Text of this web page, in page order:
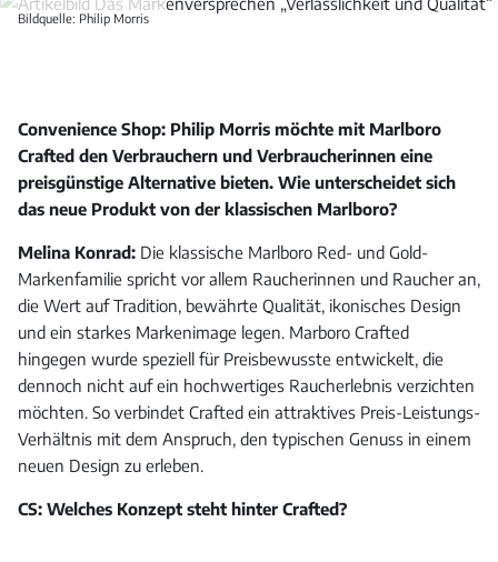
Bildquelle: Philip Morris
Convenience Shop: Philip Morris möchte mit Marlboro
Crafted den Verbrauchern und Verbraucherinnen eine
preisgünstige Alternative bieten. Wie unterscheidet sich
das neue Produkt von der klassischen Marlboro?
Melina Konrad: Die klassische Marlboro Red- und Gold-
Markenfamilie spricht vor allem Raucherinnen und Raucher an,
die Wert auf Tradition, bewährte Qualität, ikonisches Design
und ein starkes Markenimage legen. Marboro Crafted
hingegen wurde speziell für Preisbewusste entwickelt, die
dennoch nicht auf ein hochwertiges Raucherlebnis verzichten
möchten. So verbindet Crafted ein attraktives Preis-Leistungs-
Verhältnis mit dem Anspruch, den typischen Genuss in einem
neuen Design zu erleben.
CS: Welches Konzept steht hinter Crafted?